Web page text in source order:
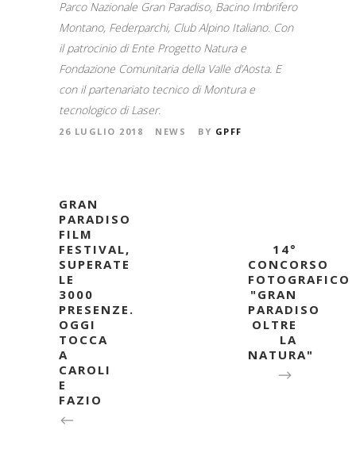
Parco Nazionale Gran Paradiso, Bacino Imbrifero
Montano, Federparchi, Club Alpino Italiano. Con
il patrocinio di Ente Progetto Natura e
Fondazione Comunitaria della Valle d’Aosta. E
con il partenariato tecnico di Montura e
tecnologico di Laser.
26 LUGLIO 2018 NEWS BY GPFF
GRAN
PARADISO
FILM
FESTIVAL,
SUPERATE
LE
3000
PRESENZE.
OGGI
TOCCA
A
CAROLI
E
FAZIO
14°
CONCORSO
FOTOGRAFICO
"GRAN
PARADISO
OLTRE
LA
NATURA"